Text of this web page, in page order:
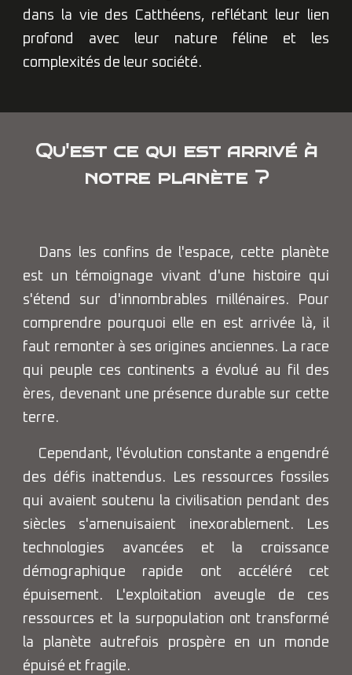
dans la vie des Catthéens, reflétant leur lien
profond avec leur nature féline et les
complexités de leur société.
Qu'est ce qui est arrivé à
notre planète ?
Dans les confins de l'espace, cette planète
est un témoignage vivant d'une histoire qui
s'étend sur d'innombrables millénaires. Pour
comprendre pourquoi elle en est arrivée là, il
faut remonter à ses origines anciennes. La race
qui peuple ces continents a évolué au fil des
ères, devenant une présence durable sur cette
terre.
Cependant, l'évolution constante a engendré
des défis inattendus. Les ressources fossiles
qui avaient soutenu la civilisation pendant des
siècles s'amenuisaient inexorablement. Les
technologies avancées et la croissance
démographique rapide ont accéléré cet
épuisement. L'exploitation aveugle de ces
ressources et la surpopulation ont transformé
la planète autrefois prospère en un monde
épuisé et fragile.